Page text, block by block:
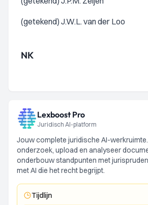
(getekend) J.W.L. van der Loo
NK
Lexboost Pro
Juridisch AI-platform
Jouw complete juridische AI-
onderzoek, upload en analyseer
onderbouw standpunten met
met AI die het recht begrijpt.
Tijdlijn